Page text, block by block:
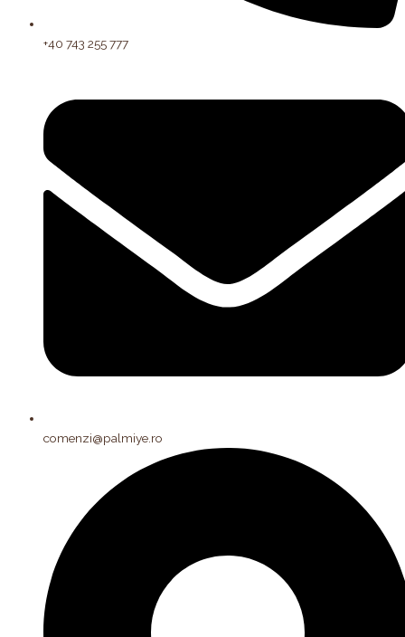
+40 743 255 777
comenzi@palmiye.ro